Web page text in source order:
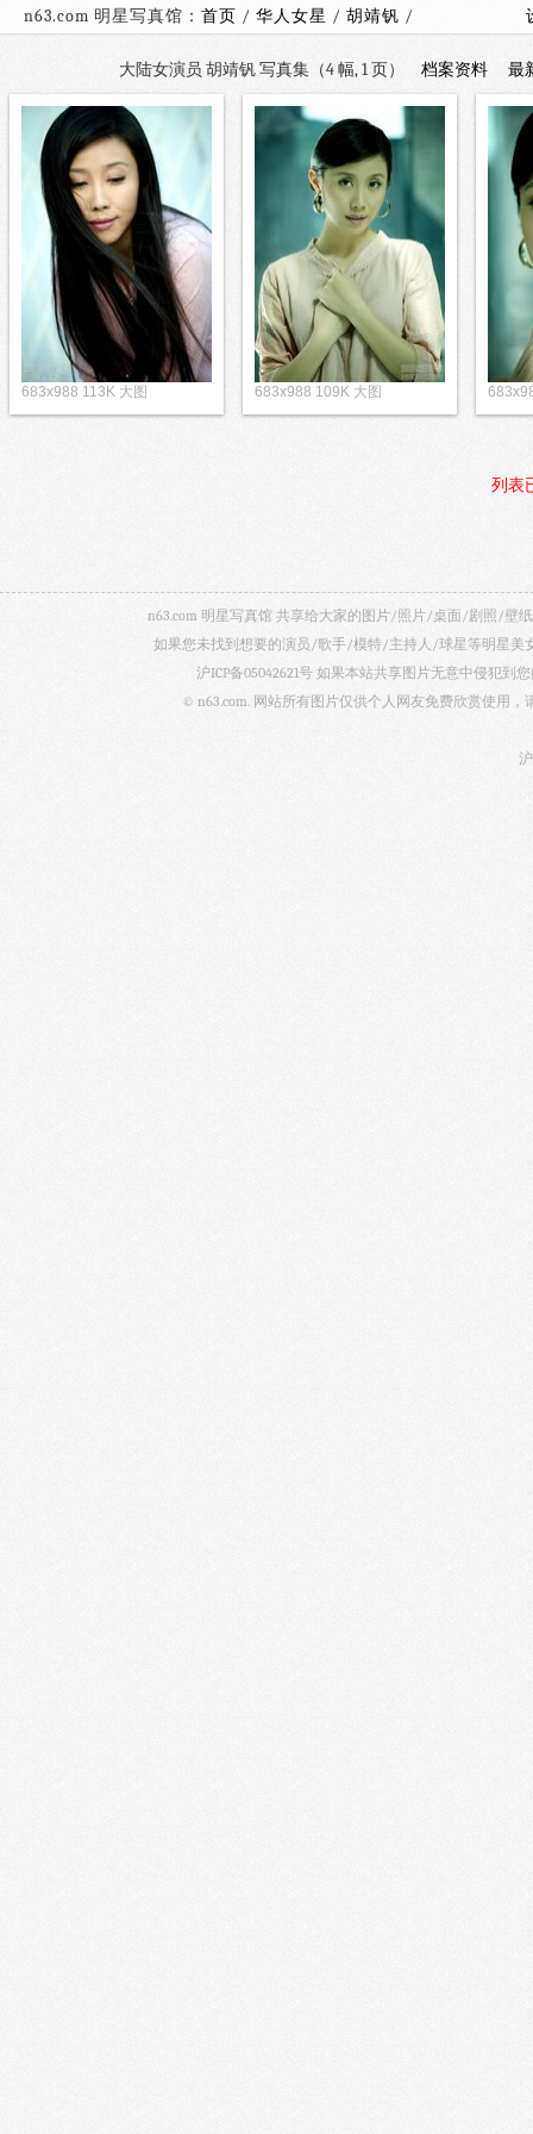
n63.com 明星写真馆： 首页 / 华人女星 / 胡靖钒 /
大陆女演员 胡靖钒 写真集（4 幅, 1 页） 档案资料 最
683x988 113K 大图 683x988 109K 大图
列表
n63.com 明星写真馆 共享给大家的图片/照片/桌面/剧照/壁
如果您未找到想要的演员/歌手/模特/主持人/球星等明星美
沪ICP备05042621号 如果本站共享图片无意中侵犯到
© n63.com. 网站所有图片仅供个人网友免费欣赏使用